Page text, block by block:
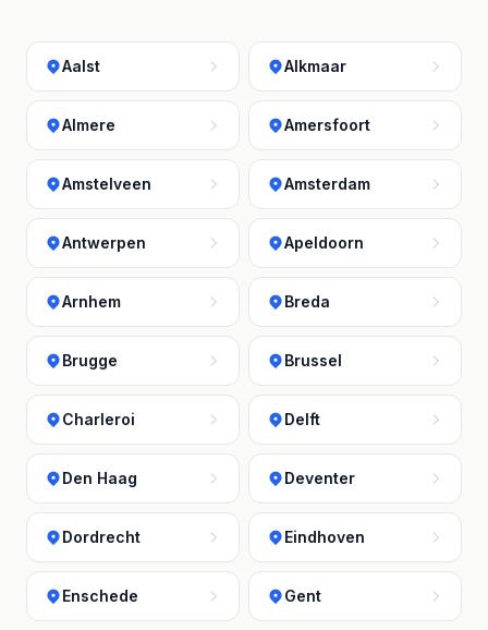
Aalst Alkmaar
Almere Amersfoort
Amstelveen Amsterdam
Antwerpen Apeldoorn
Arnhem Breda
Brugge Brussel
Charleroi Delft
Den Haag Deventer
Dordrecht Eindhoven
Enschede Gent